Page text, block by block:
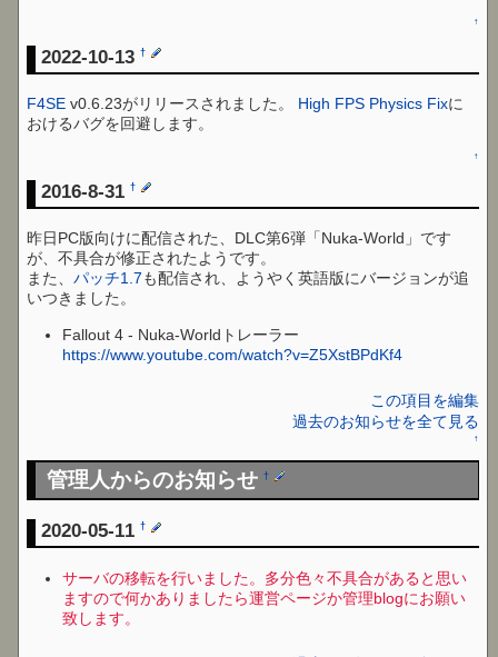
↑
2022-10-13†
F4SE v0.6.23がリリースされました。 High FPS Physics Fixに
おけるバグを回避します。
↑
2016-8-31†
昨日PC版向けに配信された、DLC第6弾「Nuka-World」です
が、不具合が修正されたようです。
また、パッチ1.7も配信され、ようやく英語版にバージョンが追
いつきました。
Fallout 4 - Nuka-Worldトレーラー
https://www.youtube.com/watch?v=Z5XstBPdKf4
この項目を編集
過去のお知らせを全て見る
↑
管理人からのお知らせ†
2020-05-11†
サーバの移転を行いました。多分色々不具合があると思い
ますので何かありましたら運営ページか管理blogにお願い
致します。